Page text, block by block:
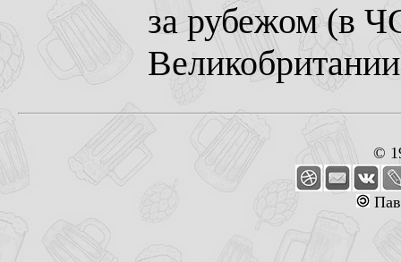
за рубежом (в
©